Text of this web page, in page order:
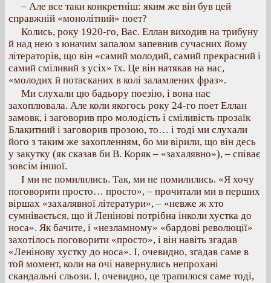
– Але все таки конкретніш: яким же він був цей
справжній «монолітний» поет?
Колись, року 1920-го, Вас. Еллан виходив на трибуну
й над нею з юначим запалом запевнив сучасних йому
літераторів, що він «самий молодий, самий прекрасний і
самий сміливий з усіх» їх. Це він натякав на нас,
«молодих й потасканих в колі заламлених фраз».
Ми слухали цю бадьору поезію, і вона нас
захоплювала. Але коли якогось року 24-го поет Еллан
замовк, і заговорив про молодість і сміливість прозаїк
Блакитний і заговорив прозою, то… і тоді ми слухали
його з таким же захопленням, бо ми вірили, що він десь
у закутку (як сказав би В. Коряк – «захалявно»), – співає
зовсім іншої.
І ми не помилились. Так, ми не помилились. «Я хочу
поговорити просто… просто», – прочитали ми в перших
віршах «захалявної літератури», – «невже ж хто
сумнівається, що й Ленінові потрібна інколи хустка до
носа». Як бачите, і «незламному» «бардові революції»
захотілось поговорити «просто», і він навіть згадав
«Ленінову хустку до носа». І, очевидно, згадав саме в
той момент, коли на очі навернулись непрохані
скандальні сльози. І, очевидно, це трапилося саме тоді,